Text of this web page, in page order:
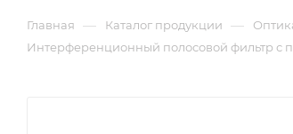
Главная — Каталог продукции —
Интерференционный полосовой фильтр с